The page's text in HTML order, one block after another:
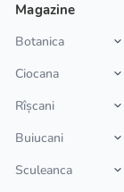
Magazine
Botanica
Ciocana
Rîșcani
Buiucani
Sculeanca